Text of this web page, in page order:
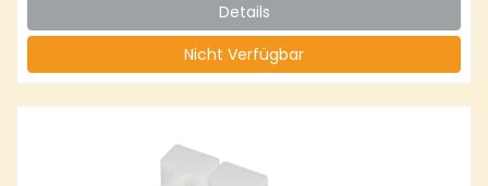
Details
Nicht Verfügbar